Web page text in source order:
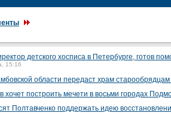
детского хосписа в Петербурге, готов
15:16
области передаст храм старообрядцам
хочет построить мечети в восьми городах
Полтавченко поддержать идею